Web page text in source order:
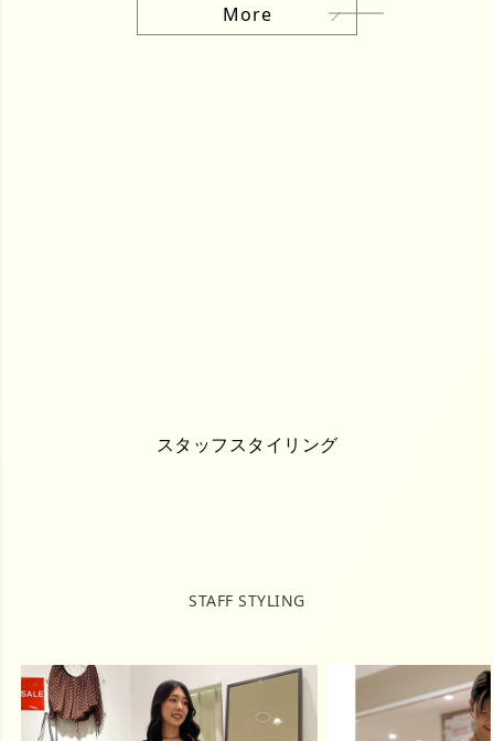
More
スタッフスタイリング
STAFF STYLING